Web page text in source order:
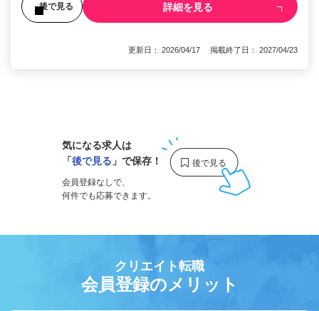
後で見る 詳細を見る
更新日： 2026/04/17 掲載終了日： 2027/04/23
気になる求人は
「後で見る 」で保存！
会員登録なしで、
何件でも応募できます。
クリエイト転職
会員登録のメリット